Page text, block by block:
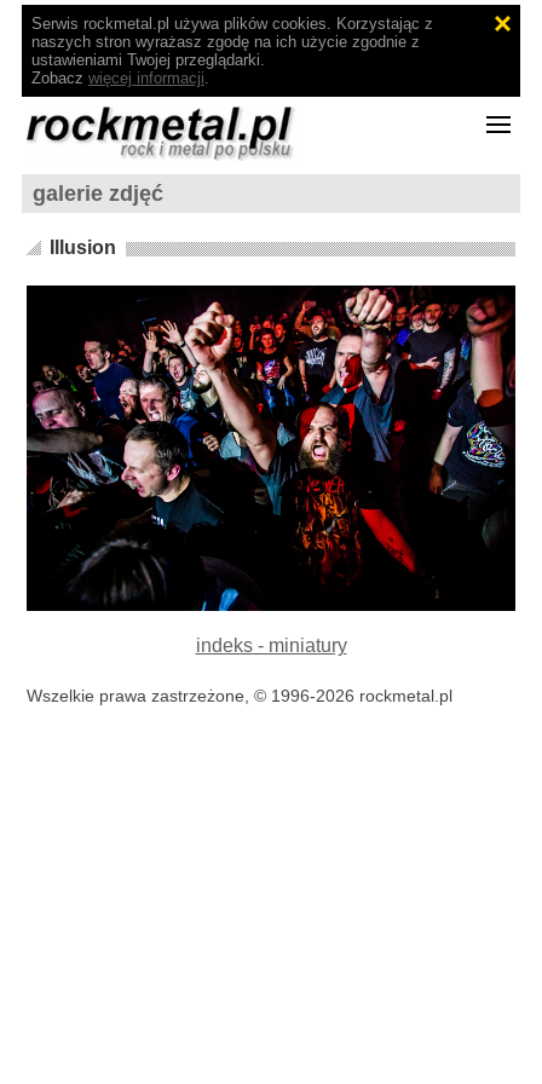
Serwis rockmetal.pl używa plików cookies. Korzystając z
naszych stron wyrażasz zgodę na ich użycie zgodnie z
ustawieniami Twojej przeglądarki.
Zobacz więcej informacji.
galerie zdjęć
Illusion
indeks - miniatury
Wszelkie prawa zastrzeżone, © 1996-2026 rockmetal.pl